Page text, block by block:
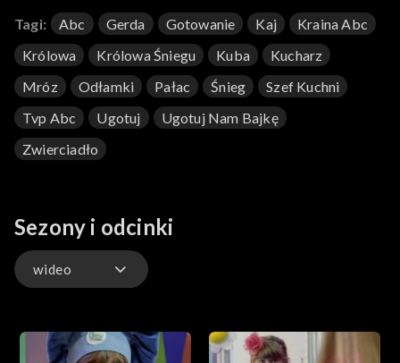
się zapominać także o nim. Zachował się jednak w myślach
przyjaciółki z dzieciństwa, która próbowała odnaleźć go od dnia
porwania. Ciepło uczucia Gerdy sprawiło, że stopniały odłamki
w oku i sercu Kaja. Królowa straciła władzę nie tylko nad
chłopcem, ale również nad śniegiem i lodem. Zdolności te
częściowo posiada jednak nasz szef kuchni. Jakie dania
inspirowane bajką przygotuje?
Tagi: Abc Gerda Gotowanie Kaj
Kraina Abc
Królowa
Królowa Śniegu Kuba
Kucharz
Mróz
Odłamki Pałac Śnieg
Szef Kuchni
Tvp Abc
Ugotuj
Ugotuj Nam Bajkę
Zwierciadło
Sezony i odcinki
wideo